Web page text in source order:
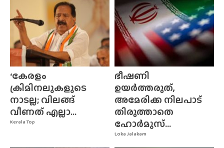
Kerala Top
‘കേരളം
ക്രിമിനലുകളുടെ
നാടല്ല; വിലങ്ങ്
വീണത് എല്ലാ...
Loka Jalakam
ഭീഷണി
ഉയർത്തരുത്,
അമേരിക്ക നിലപാട്
തിരുത്താതെ
ഹോർമുസ്...